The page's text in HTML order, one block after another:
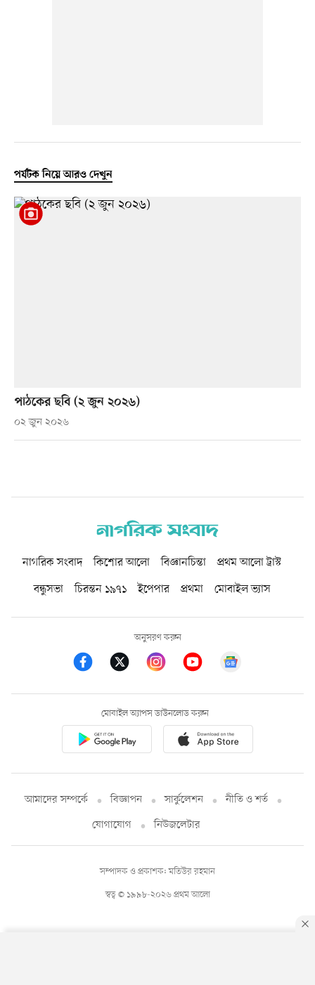
পর্যটক নিয়ে আরও দেখুন
পাঠকের ছবি (২ জুন ২০২৬)
০২ জুন ২০২৬
নাগরিক সংবাদ কিশোর আলো বিজ্ঞানচিন্তা
প্রথম আলো ট্রাস্ট
বন্ধুসভা
চিরন্তন ১৯৭১ ইপেপার প্রথমা মোবাইল ভ্যাস
অনুসরণ করুন
মোবাইল অ্যাপস ডাউনলোড করুন
আমাদের সম্পর্কে বিজ্ঞাপন সার্কুলেশন
নীতি ও শর্ত
যোগাযোগ
নিউজলেটার
স্বত্ব © ১৯৯৮-২০২৬ প্রথম আলো
সম্পাদক ও প্রকাশক: মতিউর রহমান